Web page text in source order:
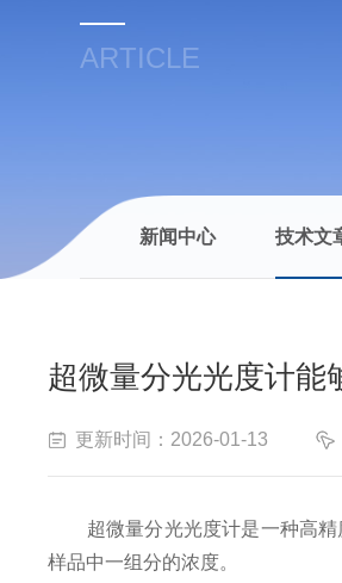
ARTICLE
新闻中心 技术文
超微量分光光度计能
更新时间：2026-01-13
超微量分光光度计是一种高精
样品中一组分的浓度。